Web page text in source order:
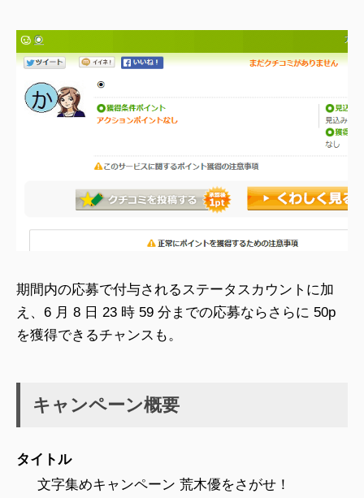
期間内の応募で付与されるステータスカウントに加
え、6 月 8 日 23 時 59 分までの応募ならさらに 50p
を獲得できるチャンスも。
キャンペーン概要
タイトル
文字集めキャンペーン 荒木優をさがせ！